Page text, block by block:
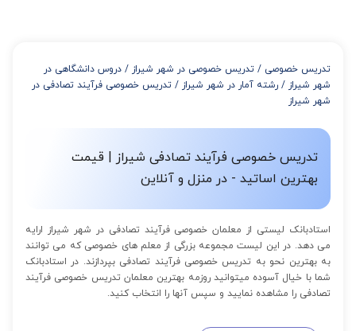
از 12 تا 15 جلسه: 7% تخفیف
از 16 تا 100 جلسه: 9% تخفیف
تدریس خصوصی / تدریس خصوصی در شهر شیراز / دروس دانشگاهی در
شهر شیراز / رشته آمار در شهر شیراز / تدریس خصوصی فرآیند تصادفی در
شهر شیراز
تدریس خصوصی فرآیند تصادفی شیراز | قیمت
بهترین اساتید - در منزل و آنلاین
استادبانک لیستی از معلمان خصوصی فرآیند تصادفی در شهر شیراز ارایه
می دهد. در این لیست مجموعه بزرگی از معلم های خصوصی که می توانند
به بهترین نحو به تدریس خصوصی فرآیند تصادفی بپردازند. در استادبانک
شما با خیال آسوده میتوانید روزمه بهترین معلمان تدریس خصوصی فرآیند
تصادفی را مشاهده نمایید و سپس آنها را انتخاب کنید.